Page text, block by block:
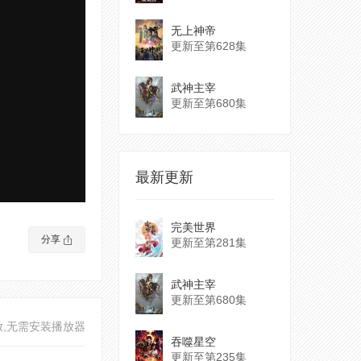
分享
,无需安装播放器
无上神帝
更新至第628集
武神主宰
更新至第680集
最新更新
完美世界
更新至第281集
武神主宰
更新至第680集
吞噬星空
更新至第235集